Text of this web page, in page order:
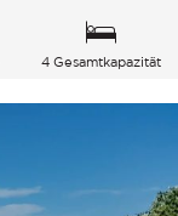
4 Gesamtkapazität